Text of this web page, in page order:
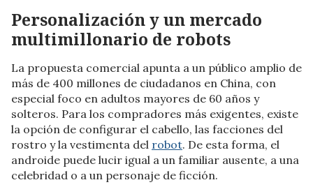
Personalización y un mercado
multimillonario de robots
La propuesta comercial apunta a un público amplio de
más de 400 millones de ciudadanos en China, con
especial foco en adultos mayores de 60 años y
solteros. Para los compradores más exigentes, existe
la opción de configurar el cabello, las facciones del
rostro y la vestimenta del robot. De esta forma, el
androide puede lucir igual a un familiar ausente, a una
celebridad o a un personaje de ficción.